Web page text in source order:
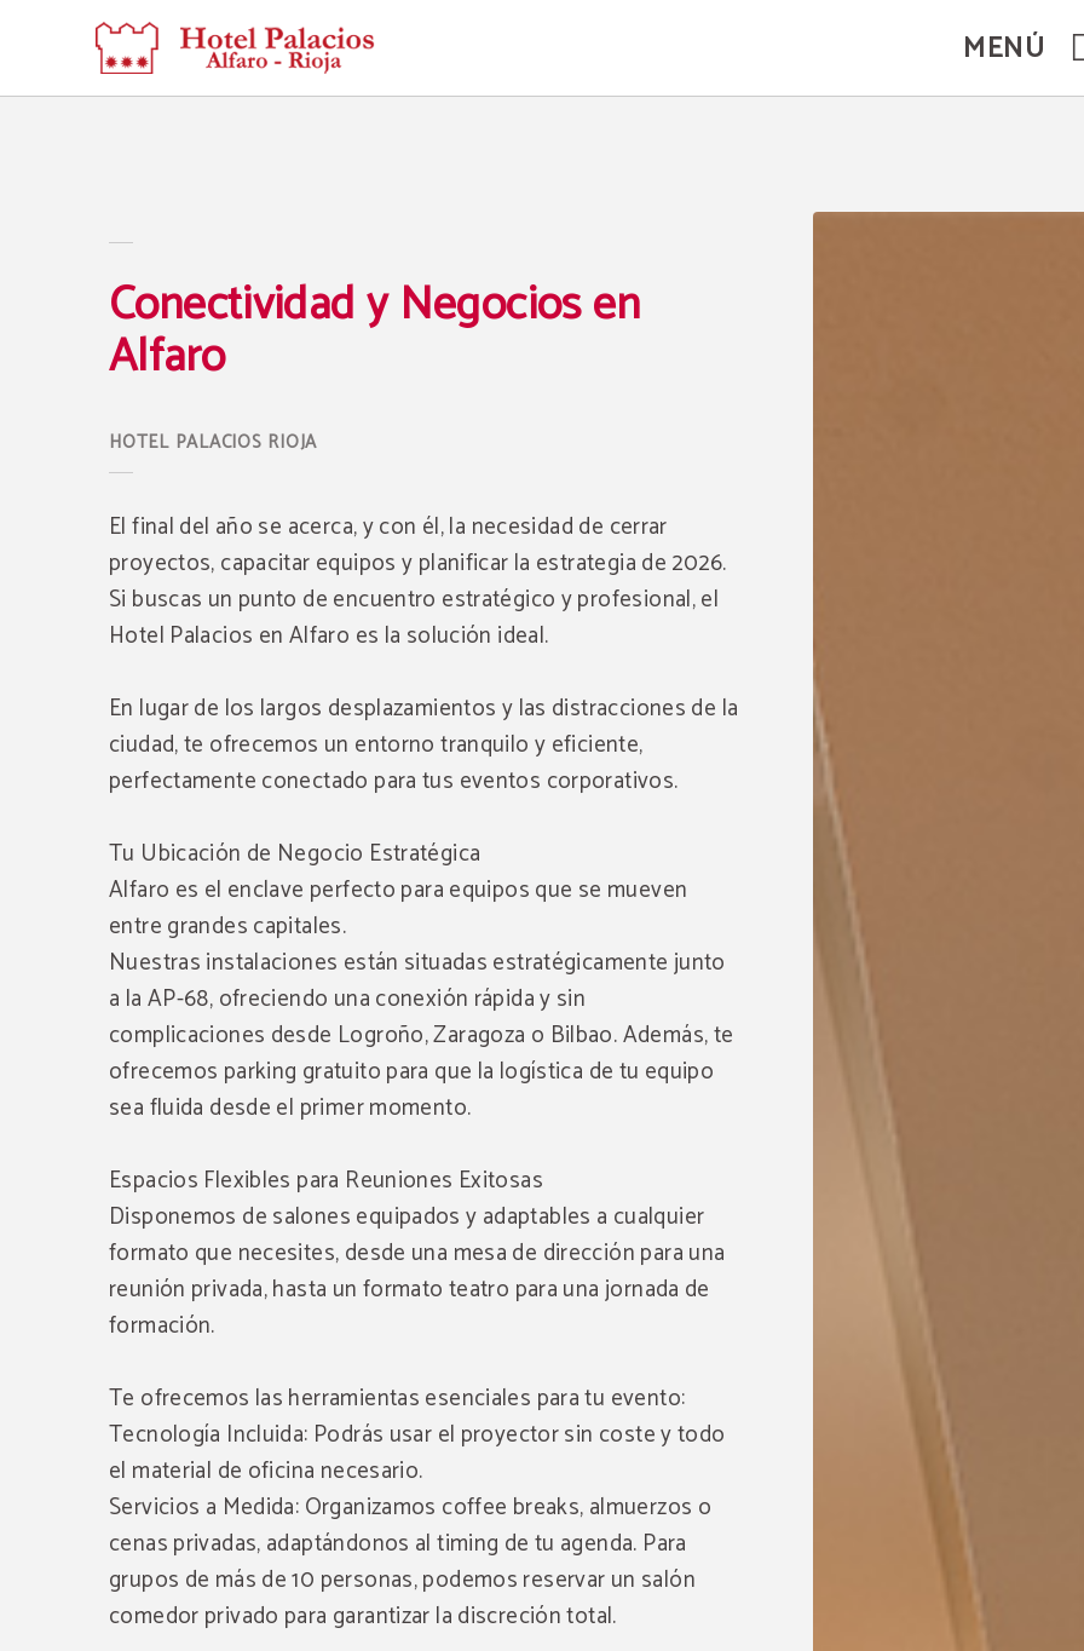
MENÚ
Conectividad Y Negocios En Alfaro del Hotel Palacios Rioja en Alfaro. Web Oficial.
Conectividad y Negocios en
Alfaro
El final del año se acerca, y con él, la necesidad de cerrar
proyectos, capacitar equipos y planificar la estrategia de 2026.
Si buscas un punto de encuentro estratégico y profesional, el
Hotel Palacios en Alfaro es la solución ideal.
En lugar de los largos desplazamientos y las distracciones de la
ciudad, te ofrecemos un entorno tranquilo y eficiente,
perfectamente conectado para tus eventos corporativos.
Tu Ubicación de Negocio Estratégica
Alfaro es el enclave perfecto para equipos que se mueven
entre grandes capitales.
Nuestras instalaciones están situadas estratégicamente junto
a la AP-68, ofreciendo una conexión rápida y sin
complicaciones desde Logroño, Zaragoza o Bilbao. Además, te
ofrecemos parking gratuito para que la logística de tu equipo
sea fluida desde el primer momento.
Espacios Flexibles para Reuniones Exitosas
Disponemos de salones equipados y adaptables a cualquier
formato que necesites, desde una mesa de dirección para una
reunión privada, hasta un formato teatro para una jornada de
formación.
Te ofrecemos las herramientas esenciales para tu evento:
Tecnología Incluida: Podrás usar el proyector sin coste y todo
el material de oficina necesario.
Servicios a Medida: Organizamos coffee breaks, almuerzos o
cenas privadas, adaptándonos al timing de tu agenda. Para
grupos de más de 10 personas, podemos reservar un salón
comedor privado para garantizar la discreción total.